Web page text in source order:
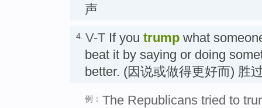
声
4. V-T If you trump what
beat it by saying or doing
better. (因说或做得更好而) 胜
例： The Republicans tried to